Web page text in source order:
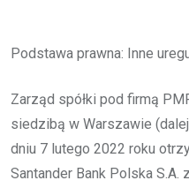
Podstawa prawna: Inne
Zarząd spółki pod firmą
siedzibą w Warszawie
dniu 7 lutego 2022 roku
Santander Bank Polska